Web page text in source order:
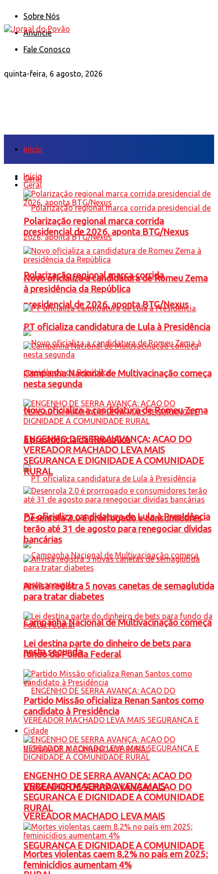
Sobre Nós
Anuncie
Fale Conosco
quinta-feira, 6 agosto, 2026
Início
Geral
Polarização regional marca corrida
presidencial de 2026, aponta BTG/Nexus
Novo oficializa a candidatura de Romeu Zema
à presidência da República
PT oficializa candidatura de Lula à Presidência
Campanha Nacional de Multivacinação começa
nesta segunda
ENGENHO DE SERRA AVANÇA: ACAO DO
VEREADOR MACHADO LEVA MAIS
SEGURANCA E DIGNIDADE A COMUNIDADE
Início
Geral
Polarização regional marca corrida
presidencial de 2026, aponta BTG/Nexus
Novo oficializa a candidatura de Romeu Zema
à presidência da República
PT oficializa candidatura de Lula à Presidência
Campanha Nacional de Multivacinação começa
nesta segunda
ENGENHO DE SERRA AVANÇA: ACAO DO
VEREADOR MACHADO LEVA MAIS
SEGURANCA E DIGNIDADE A COMUNIDADE
RURAL
Desenrola 2.0 é prorrogado e consumidores
terão até 31 de agosto para renegociar dívidas
bancárias
Anvisa registra 5 novas canetas de semaglutida
para tratar diabetes
Lei destina parte do dinheiro de bets para
fundo da Polícia Federal
Partido Missão oficializa Renan Santos como
candidato à Presidência
Cidade
ENGENHO DE SERRA AVANÇA: ACAO DO
VEREADOR MACHADO LEVA MAIS
SEGURANCA E DIGNIDADE A COMUNIDADE
RURAL
Mortes violentas caem 8,2% no país em 2025;
feminicídios aumentam 4%